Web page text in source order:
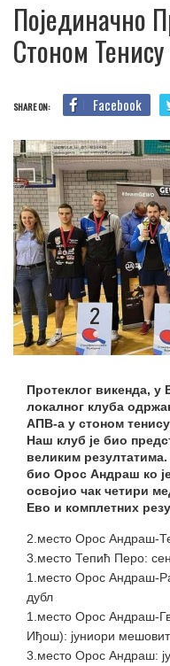
Појединачно
Стоном Тенису
SHARE ON: Facebook
Протеклог викенда, у
локалног клуба
АПВ-а у стоном тенису
Наш клуб је био
великим
био Орос Андраш ко
освојио чак четири
Ево и комплетних
2.место Орос Андраш-
3.место Тепић Перо:
1.место Орос Андраш-
дубл
1.место Орос Андраш-
Иђош): јуниори
3.место Орос Андраш: